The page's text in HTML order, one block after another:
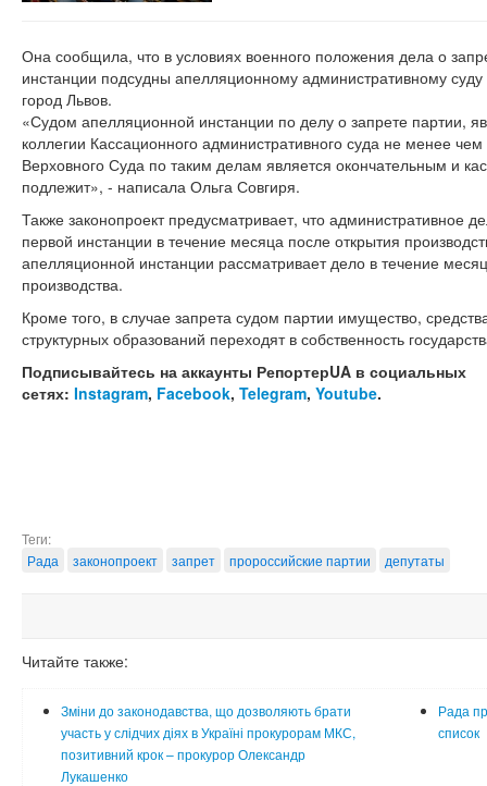
Она сообщила, что в условиях военного положения дела о
инстанции подсудны апелляционному административному
город Львов.
«Судом апелляционной инстанции по делу о запрете партии,
коллегии Кассационного административного суда не менее
Верховного Суда по таким делам является окончательным и
подлежит», - написала Ольга Совгиря.
Также законопроект предусматривает, что административное
первой инстанции в течение месяца после открытия
апелляционной инстанции рассматривает дело в течение
производства.
Кроме того, в случае запрета судом партии имущество,
структурных образований переходят в собственность
Подписывайтесь на аккаунты РепортерUA в социальных
сетях: Instagram, Facebook, Telegram, Youtube.
Теги:
Рада
законопроект запрет пророссийские партии депутаты
Читайте также:
Зміни до законодавства, що дозволяють брати
участь у слідчих діях в Україні прокурорам МКС,
позитивний крок – прокурор Олександр
Лукашенко
Рада
список